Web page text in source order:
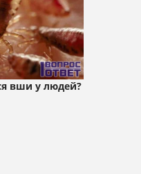
вши у людей?